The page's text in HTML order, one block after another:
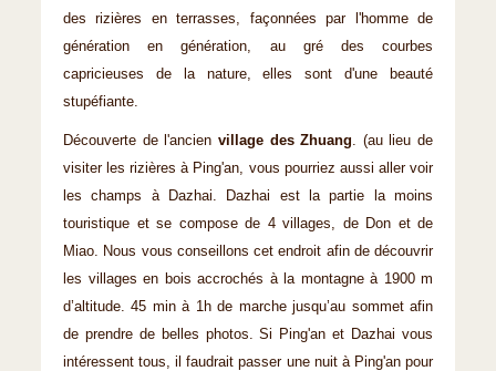
des rizières en terrasses, façonnées par l'homme de
génération en génération, au gré des courbes
capricieuses de la nature, elles sont d'une beauté
stupéfiante.
Découverte de l'ancien village des Zhuang. (au lieu de
visiter les rizières à Ping'an, vous pourriez aussi aller voir
les champs à Dazhai. Dazhai est la partie la moins
touristique et se compose de 4 villages, de Don et de
Miao. Nous vous conseillons cet endroit afin de découvrir
les villages en bois accrochés à la montagne à 1900 m
d’altitude. 45 min à 1h de marche jusqu’au sommet afin
de prendre de belles photos. Si Ping'an et Dazhai vous
intéressent tous, il faudrait passer une nuit à Ping'an pour